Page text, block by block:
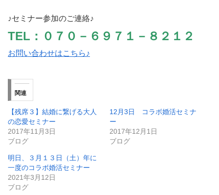
♪セミナー参加のご連絡♪
TEL：０７０－６９７１－８２１２
お問い合わせはこちら♪
関連
【残席３】結婚に繋げる大人
の恋愛セミナー
2017年11月3日
ブログ
12月3日 コラボ婚活セミナ
ー
2017年12月1日
ブログ
明日、３月１３日（土）年に
一度のコラボ婚活セミナー
2021年3月12日
ブログ